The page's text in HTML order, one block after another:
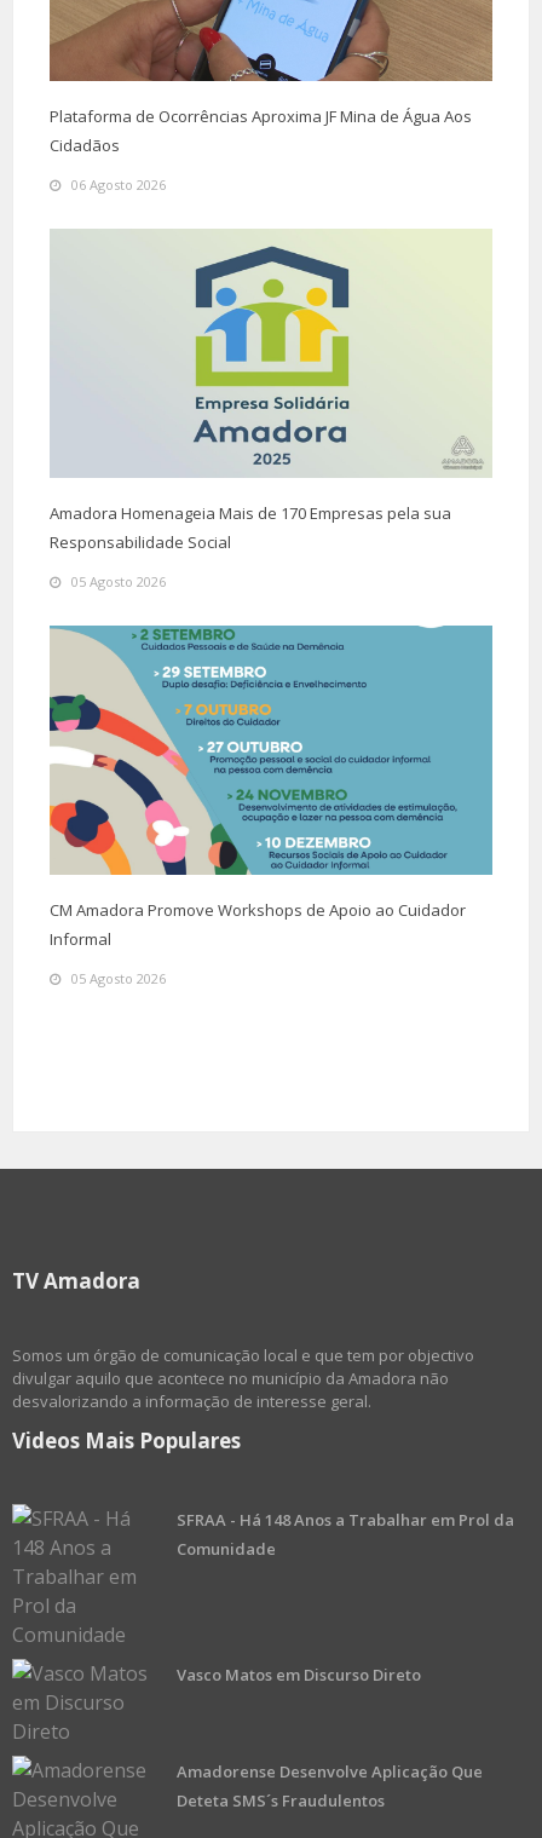
Plataforma de Ocorrências Aproxima JF Mina de Água Aos
Cidadãos
06 Agosto 2026
Amadora Homenageia Mais de 170 Empresas pela sua
Responsabilidade Social
05 Agosto 2026
CM Amadora Promove Workshops de Apoio ao Cuidador
Informal
05 Agosto 2026
TV Amadora
Somos um órgão de comunicação local e que tem por objectivo
divulgar aquilo que acontece no município da Amadora não
desvalorizando a informação de interesse geral.
Videos Mais Populares
SFRAA - Há 148 Anos a Trabalhar em Prol da
Comunidade
Vasco Matos em Discurso Direto
Amadorense Desenvolve Aplicação Que
Deteta SMS´s Fraudulentos